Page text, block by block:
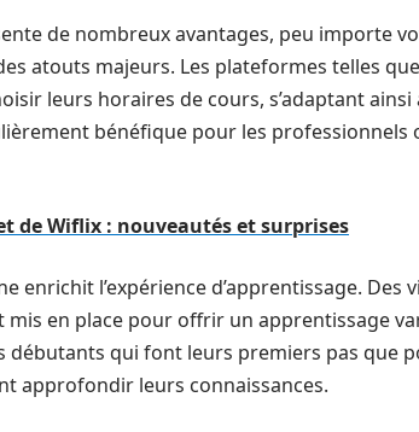
de nombreux avantages, peu importe
atouts majeurs. Les plateformes telles que
leurs horaires de cours, s’adaptant ainsi
bénéfique pour les professionnels
de Wiflix : nouveautés et surprises
enrichit l’expérience d’apprentissage. Des
en place pour offrir un apprentissage
débutants qui font leurs premiers pas que
approfondir leurs connaissances.